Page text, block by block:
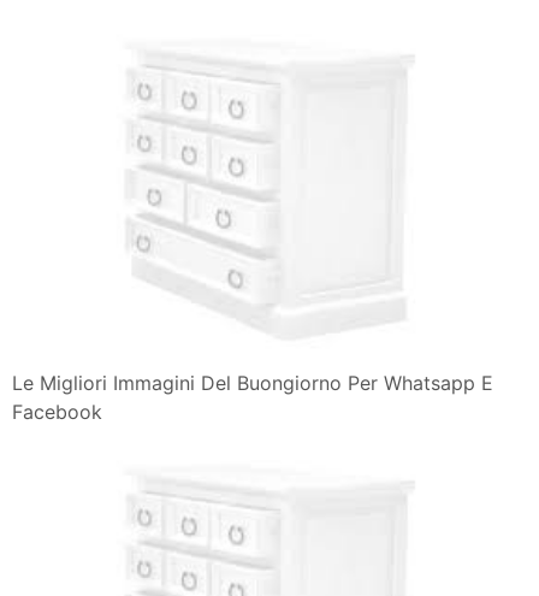
Le Migliori Immagini Del Buongiorno Per Whatsapp E
Facebook